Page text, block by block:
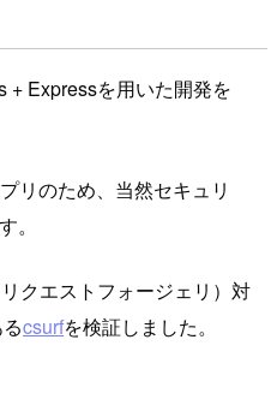
+ Expressを用いた開発を
リのため、当然セキュリ
。
クエストフォージェリ）対
csurfを検証しました。